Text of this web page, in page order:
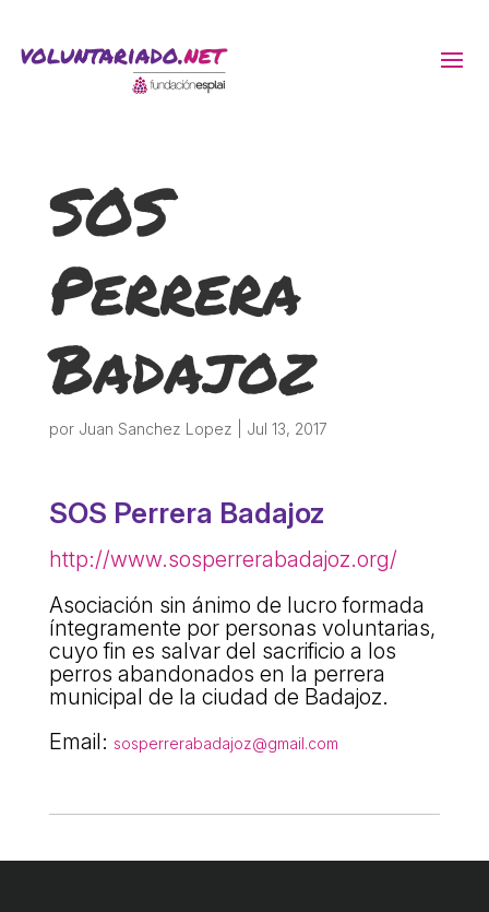
SOS
Perrera
Badajoz
por Juan Sanchez Lopez Jul 13, 2017
SOS Perrera Badajoz
http://www.sosperrerabadajoz.org/
Asociación sin ánimo de lucro formada
íntegramente por personas voluntarias,
cuyo fin es salvar del sacrificio a los
perros abandonados en la perrera
municipal de la ciudad de Badajoz.
Email: sosperrerabadajoz@gmail.com
MÓN ESCOLAR
ALBERG CENTRE ESPLAI
FORMACIÓ
CASES DE COLÒNIES
ACCIÓ SOCIAL I JOVES
ESPLAIS
SUPORT TERCER SECTOR